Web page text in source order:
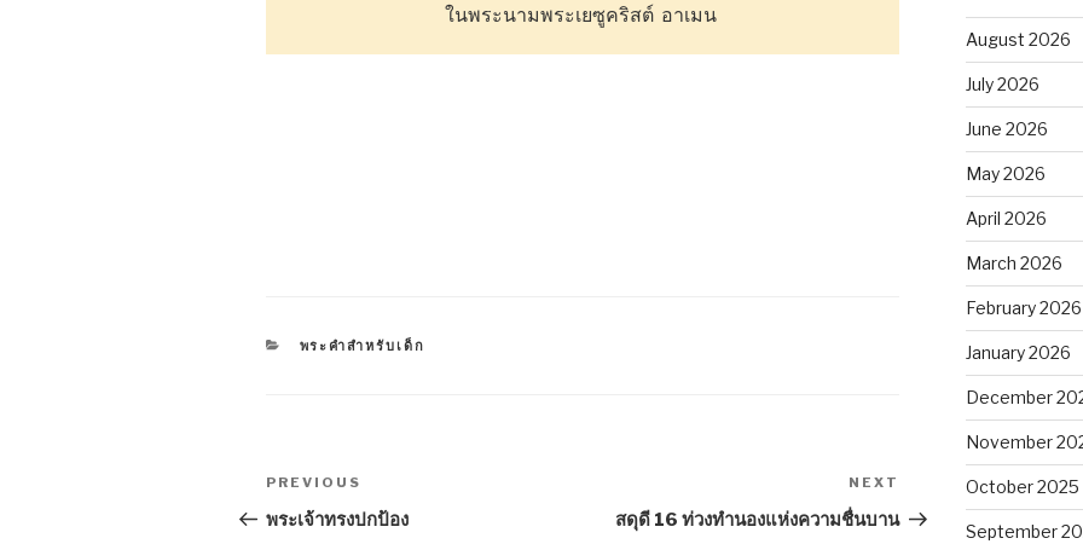
ในพระนามพระเยซูคริสต์ อาเมน
CATEGORIES
พระคำสำหรับเด็ก
Post
navigation
Previous
Post
PREVIOUS
พระเจ้าทรงปกป้อง
Post
NEXT
สดุดี 16 ท่วงทำนองแห่งความชื่นบาน
August 2026
July 2026
June 2026
May 2026
April 2026
March 2026
February 2026
January 2026
December
November
October 2025
September